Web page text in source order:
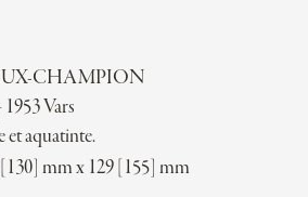
CHAMPION
Vars
et aquatinte.
mm x 129 [155] mm